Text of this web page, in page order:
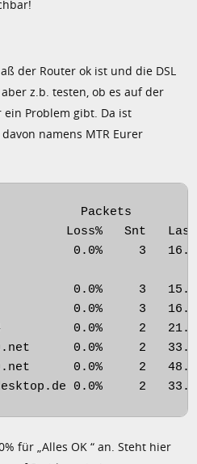
der Router ok ist und die DSL
z.b. testen, ob es auf der
ein Problem gibt. Da ist
namens MTR Eurer
Loss%   Snt
0.0%     3
0.0%     3
0.0%     3
0.0%     2
0.0%     2
0.0%     2
0.0%     2
für „Alles OK “ an. Steht hier